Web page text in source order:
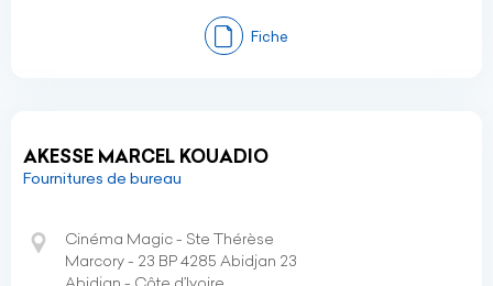
Fiche
AKESSE MARCEL KOUADIO
Fournitures de bureau
Cinéma Magic - Ste Thérèse
Marcory - 23 BP 4285 Abidjan 23